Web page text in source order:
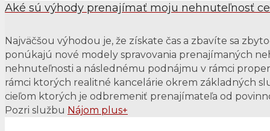
Aké sú výhody prenajímať moju nehnuteľnosť
Najväčšou výhodou je, že získate čas a zbavíte sa
ponúkajú nové modely spravovania prenajímaných
nehnuteľnosti a následnému podnájmu v rámci
rámci ktorých realitné kancelárie okrem základných
cieľom ktorých je odbremeniť prenajímateľa od
Pozri službu Nájom plus+